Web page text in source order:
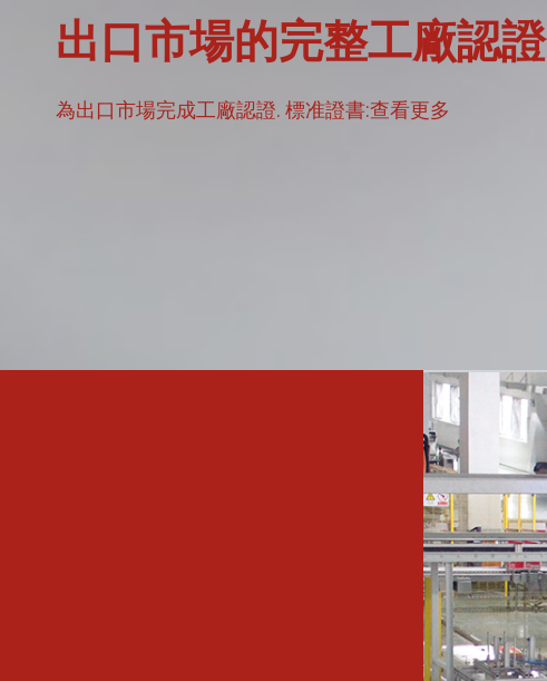
出口市場的完整工廠認證
為出口市場完成工廠認證. 標准證書:查看更多